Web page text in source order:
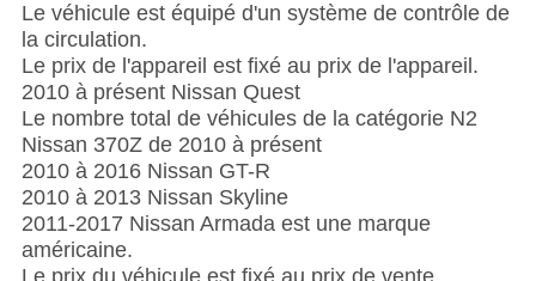
Le véhicule est équipé d'un système de contrôle de
la circulation.
Le prix de l'appareil est fixé au prix de l'appareil.
2010 à présent Nissan Quest
Le nombre total de véhicules de la catégorie N2
Nissan 370Z de 2010 à présent
2010 à 2016 Nissan GT-R
2010 à 2013 Nissan Skyline
2011-2017 Nissan Armada est une marque
américaine.